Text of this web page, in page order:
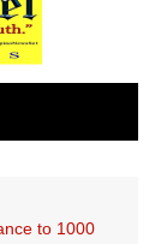
to 1000